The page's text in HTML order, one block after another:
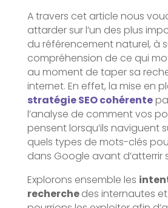
A travers cet article nous
attarder sur l’un des plus
du référencement naturel, à
compréhension de ce qui
au moment de taper sa
internet. En effet, la mise en
stratégie SEO cohérente
l’analyse de comment vos
pensent lorsqu’ils naviguent
quels types de mots-clés
dans Google avant d’atterrir
Explorons ensemble les
recherchedes internautes